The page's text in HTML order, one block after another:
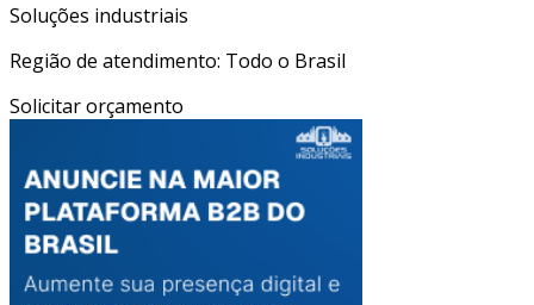
Soluções industriais
Região de atendimento: Todo o Brasil
Solicitar orçamento